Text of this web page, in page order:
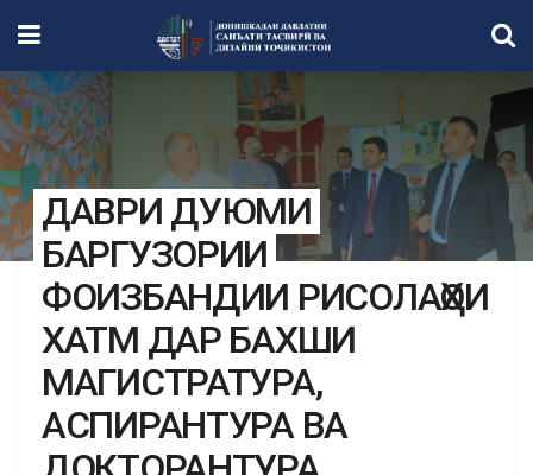
ДАВРИ ДУЮМИ
БАРГУЗОРИИ
ФОИЗБАНДИИ РИСОЛАҲОИ
ХАТМ ДАР БАХШИ
МАГИСТРАТУРА,
АСПИРАНТУРА ВА